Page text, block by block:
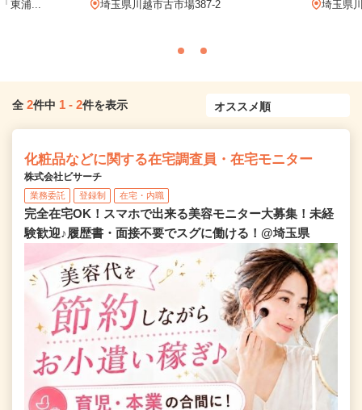
東浦...
埼玉県川越市古市場387-2
埼玉県
全 2件中 1 - 2件を表示
化粧品などに関する在宅調査員・在宅モニター
株式会社ビサーチ
業務委託 登録制 在宅・内職
完全在宅OK！スマホで出来る美容モニター大募集！未経
験歓迎♪履歴書・面接不要でスグに働ける！@埼玉県